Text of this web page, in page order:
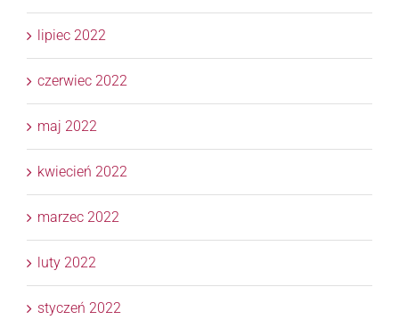
lipiec 2022
czerwiec 2022
maj 2022
kwiecień 2022
marzec 2022
luty 2022
styczeń 2022